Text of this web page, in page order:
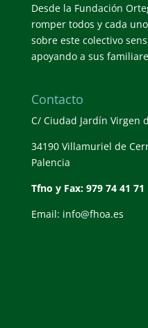
Desde la Fundación
romper todos y cada
sobre este colectivo
apoyando a sus
Contacto
C/ Ciudad Jardín Virgen
34190 Villamuriel de
Palencia
Tfno y Fax: 979 74 41 71
Email: info@fhoa.es